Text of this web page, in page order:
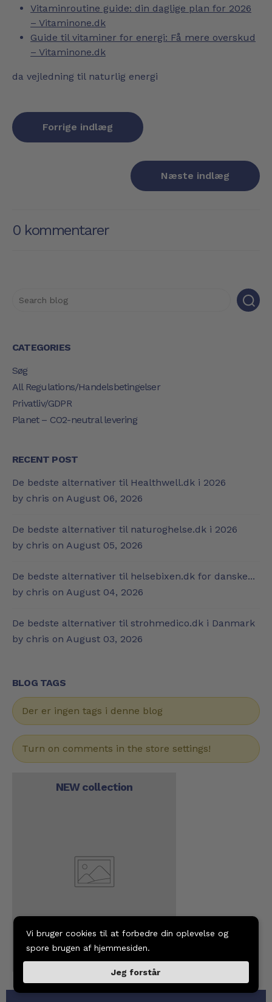
Vitaminroutine guide: din daglige plan for 2026
– Vitaminone.dk
Guide til vitaminer for energi: Få mere overskud
– Vitaminone.dk
da vejledning til naturlig energi
Forrige indlæg
Næste indlæg
0 kommentarer
CATEGORIES
Søg
All Regulations/Handelsbetingelser
Privatliv/GDPR
Planet – CO2-neutral levering
RECENT POST
De bedste alternativer til Healthwell.dk i 2026
by chris on August 06, 2026
De bedste alternativer til naturoghelse.dk i 2026
by chris on August 05, 2026
De bedste alternativer til helsebixen.dk for danske...
by chris on August 04, 2026
De bedste alternativer til strohmedico.dk i Danmark
by chris on August 03, 2026
BLOG TAGS
Der er ingen tags i denne blog
Turn on comments in the store settings!
NEW collection
Vi bruger cookies til at forbedre din oplevelse og
spore brugen af hjemmesiden.
Jeg forstår